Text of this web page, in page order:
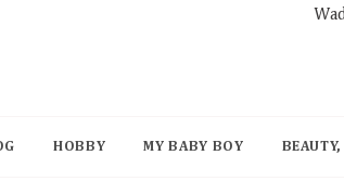
HOBBY MY BABY BOY